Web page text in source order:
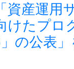
資産運用
けたプロ
の公表」